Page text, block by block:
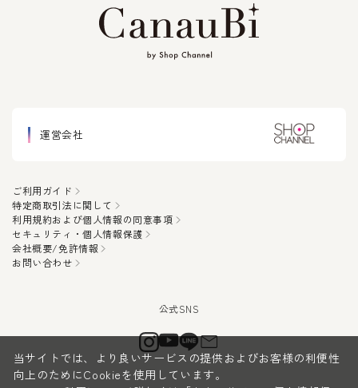
運営会社
ご利用ガイド
特定商取引法に関して
利用規約および個人情報の同意事項
セキュリティ・個人情報保護
会社概要/免許情報
お問い合わせ
当サイトでは、より良いサービスの提供およびお客様の利便性
向上のためにCookieを使用しています。